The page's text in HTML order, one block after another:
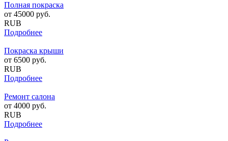
Полная покраска
от 45000 руб.
RUB
Подробнее
Покраска крыши
от 6500 руб.
RUB
Подробнее
Ремонт салона
от 4000 руб.
RUB
Подробнее